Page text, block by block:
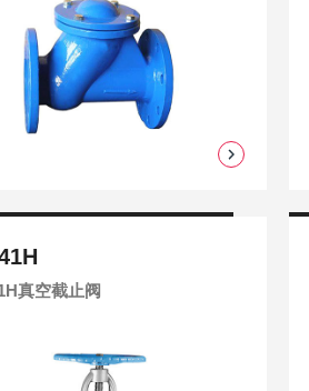
真空截止阀